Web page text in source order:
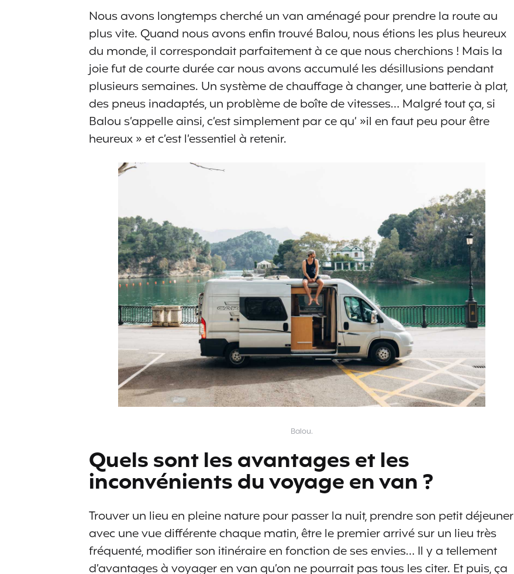
Nous avons longtemps cherché un van aménagé pour prendre la route au
plus vite. Quand nous avons enfin trouvé Balou, nous étions les plus heureux
du monde, il correspondait parfaitement à ce que nous cherchions ! Mais la
joie fut de courte durée car nous avons accumulé les désillusions pendant
plusieurs semaines. Un système de chauffage à changer, une batterie à plat,
des pneus inadaptés, un problème de boîte de vitesses… Malgré tout ça, si
Balou s’appelle ainsi, c’est simplement par ce qu’ »il en faut peu pour être
heureux » et c’est l’essentiel à retenir.
Balou.
Quels sont les avantages et les
inconvénients du voyage en van ?
Trouver un lieu en pleine nature pour passer la nuit, prendre son petit déjeuner
avec une vue différente chaque matin, être le premier arrivé sur un lieu très
fréquenté, modifier son itinéraire en fonction de ses envies… Il y a tellement
d’avantages à voyager en van qu’on ne pourrait pas tous les citer. Et puis, ça